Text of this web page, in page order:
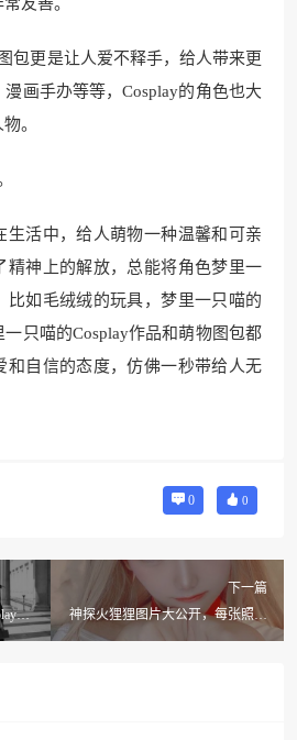
包更是让人爱不释手，给人带来更
画手办等等，Cosplay的角色也大
。
生活中，给人萌物一种温馨和可亲
精神上的解放，总能将角色梦里一
比如毛绒绒的玩具，梦里一只喵的
只喵的Cosplay作品和萌物图包都
和自信的态度，仿佛一秒带给人无
0 0
技
下一篇
神探火狸狸图片大公开，每张照片
都是一幅艺术品